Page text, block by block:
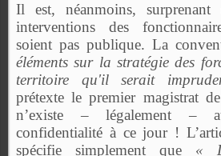
Il est, néanmoins,
interventions des
soient pas publique. La
éléments sur la stratégie des
territoire qu'il serait
prétexte le premier magistrat
n’existe – légalement –
confidentialité à ce jour !
spécifie simplement que «